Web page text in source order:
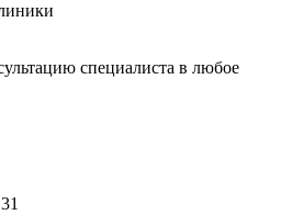
специалиста в любое